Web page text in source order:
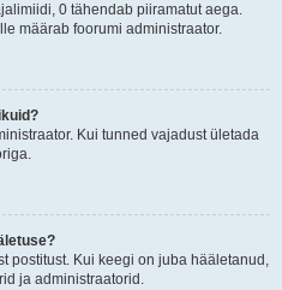
0 tähendab piiramatut aega.
määrab foorumi administraator.
Kui tunned vajadust ületada
postitust. Kui keegi on juba hääletanud,
ja administraatorid.